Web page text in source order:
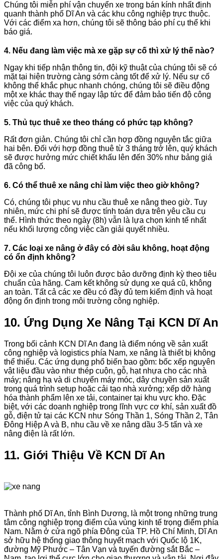
Chúng tôi miễn phí vận chuyển xe trong bán kính nhất định
quanh thành phố Dĩ An và các khu công nghiệp trực thuộc.
Với các điểm xa hơn, chúng tôi sẽ thông báo phí cụ thể khi
báo giá.
4. Nếu đang làm việc mà xe gặp sự cố thì xử lý thế nào?
Ngay khi tiếp nhận thông tin, đội kỹ thuật của chúng tôi sẽ có
mặt tại hiện trường càng sớm càng tốt để xử lý. Nếu sự cố
không thể khắc phục nhanh chóng, chúng tôi sẽ điều động
một xe khác thay thế ngay lập tức để đảm bảo tiến độ công
việc của quý khách.
5. Thủ tục thuê xe theo tháng có phức tạp không?
Rất đơn giản. Chúng tôi chỉ cần hợp đồng nguyên tắc giữa
hai bên. Đối với hợp đồng thuê từ 3 tháng trở lên, quý khách
sẽ được hưởng mức chiết khấu lên đến 30% như bảng giá
đã công bố.
6. Có thể thuê xe nâng chỉ làm việc theo giờ không?
Có, chúng tôi phục vụ nhu cầu thuê xe nâng theo giờ. Tuy
nhiên, mức chi phí sẽ được tính toán dựa trên yêu cầu cụ
thể. Hình thức theo ngày (8h) vẫn là lựa chọn kinh tế nhất
nếu khối lượng công việc cần giải quyết nhiều.
7. Các loại xe nâng ở đây có đời sâu không, hoạt động
có ổn định không?
Đội xe của chúng tôi luôn được bảo dưỡng định kỳ theo tiêu
chuẩn của hãng. Cam kết không sử dụng xe quá cũ, không
an toàn. Tất cả các xe đều có đầy đủ tem kiểm định và hoạt
động ổn định trong môi trường công nghiệp.
10. Ứng Dụng Xe Nâng Tại KCN Dĩ An
Trong bối cảnh KCN Dĩ An đang là điểm nóng về sản xuất
công nghiệp và logistics phía Nam, xe nâng là thiết bị không
thể thiếu. Các ứng dụng phổ biến bao gồm: bốc xếp nguyên
vật liệu đầu vào như thép cuộn, gỗ, hạt nhựa cho các nhà
máy; nâng hạ và di chuyển máy móc, dây chuyền sản xuất
trong quá trình setup hoặc cải tạo nhà xưởng; xếp dỡ hàng
hóa thành phẩm lên xe tải, container tại khu vực kho. Đặc
biệt, với các doanh nghiệp trong lĩnh vực cơ khí, sản xuất đồ
gỗ, điện tử tại các KCN như Sóng Thần 1, Sóng Thần 2, Tân
Đông Hiệp A và B, nhu cầu về xe nâng dầu 3-5 tấn và xe
nâng điện là rất lớn.
11. Giới Thiệu Về KCN Dĩ An
Thành phố Dĩ An, tỉnh Bình Dương, là một trong những trung
tâm công nghiệp trọng điểm của vùng kinh tế trọng điểm phía
Nam. Nằm ở cửa ngõ phía Đông của TP. Hồ Chí Minh, Dĩ An
sở hữu hệ thống giao thông huyết mạch với Quốc lộ 1K,
đường Mỹ Phước – Tân Vạn và tuyến đường sắt Bắc –